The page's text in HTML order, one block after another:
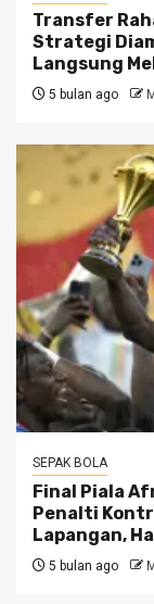
Transfer
Strategi
Langsung
5 bulan ago
SEPAK BOLA
Final Piala
Penalti
Lapangan,
5 bulan ago